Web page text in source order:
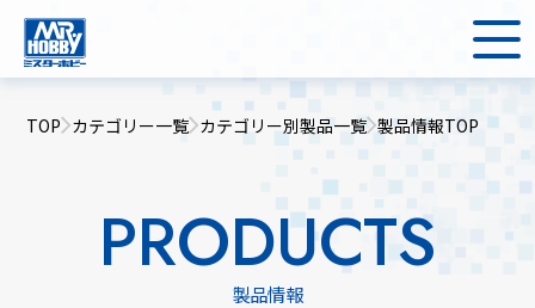
TOP カテゴリー一覧 カテゴリー別製品一覧 製品情報TOP
PRODUCTS
製品情報